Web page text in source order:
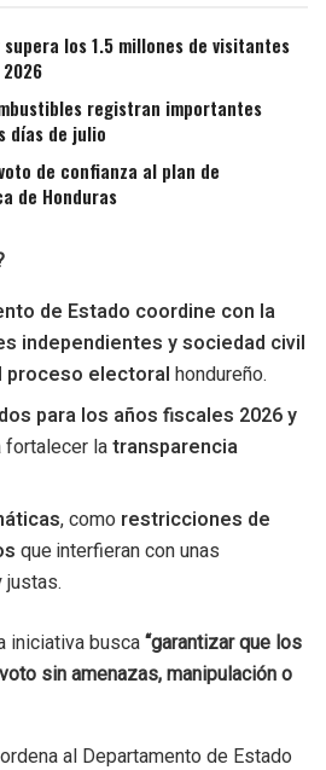
los 1.5 millones de visitantes
registran importantes
días de julio
de confianza al plan de
de Honduras
de Estado coordine con la
independientes y sociedad civil
proceso electoral hondureño.
para los años fiscales 2026 y
fortalecer latransparencia
, como restricciones de
que interfieran con unas
iniciativa busca “garantizar que los
sin amenazas, manipulación o
al Departamento de Estado